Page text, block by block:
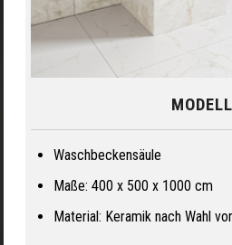
Waschbeckensäule
Maße: 400 x 500 x 1000 cm
Material: Keramik nach Wahl